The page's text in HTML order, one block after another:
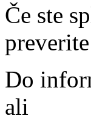
Če ste
Do
ali